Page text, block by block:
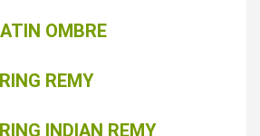
OMBRE
REMY
INDIAN REMY